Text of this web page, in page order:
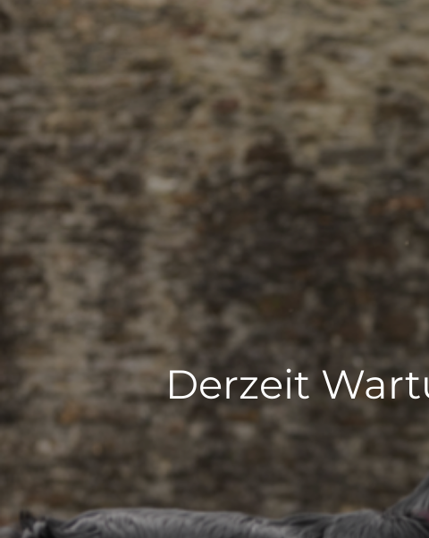
Derzeit